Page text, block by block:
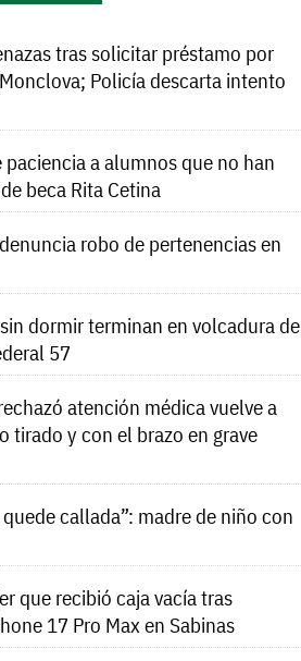
tras solicitar préstamo por
Policía descarta intento
paciencia a alumnos que no han
beca Rita Cetina
robo de pertenencias en
dormir terminan en volcadura de
57
atención médica vuelve a
tirado y con el brazo en grave
quede callada”: madre de niño con
que recibió caja vacía tras
17 Pro Max en Sabinas